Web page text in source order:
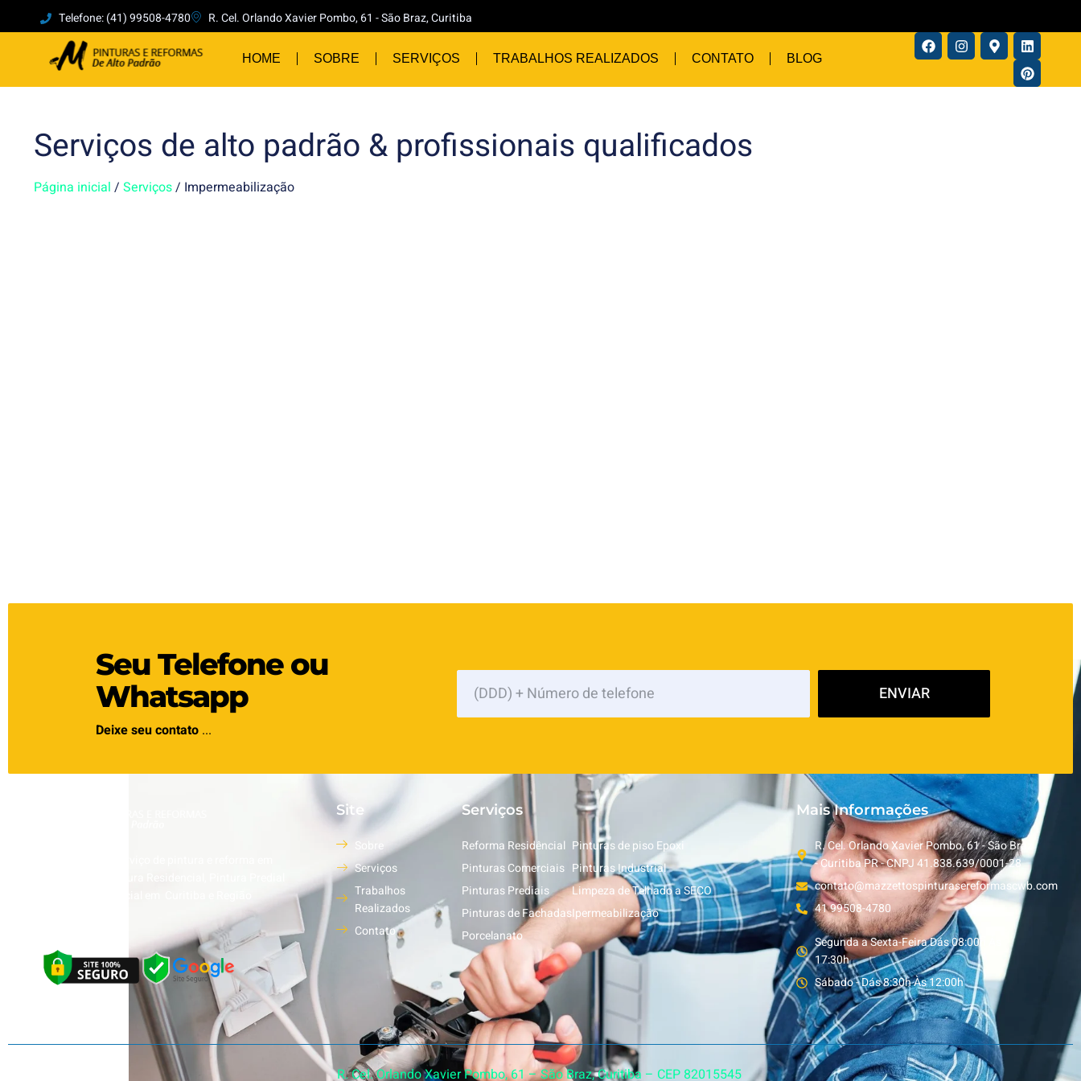
Telefone: (41) 99508-4780 R. Cel. Orlando Xavier Pombo, 61 - São Braz, Curitiba
HOME SOBRE SERVIÇOS TRABALHOS REALIZADOS CONTATO BLOG
Serviços de alto padrão & profissionais qualificados
Página inicial / Serviços/ Impermeabilização
Seu Telefone ou
Whatsapp
Deixe seu contato...
ENVIAR
Site
Sobre
Serviços
Trabalhos
Realizados
Contato
Serviços
Reforma Residêncial
Pinturas Comerciais
Pinturas Prediais
Pinturas de Fachadas
Porcelanato
Pinturas de piso Epoxi
Pinturas Industrial
Limpeza de Telhado a SECO
Ipermeabilização
Mais Informações
R. Cel. Orlando Xavier Pombo, 61 - São Braz
- Curitiba PR - CNPJ 41.838.639/0001-28
contato@mazzettospinturasereformascwb.com
41 99508-4780
Segunda a Sexta-Feira Dás 08:00h Ás
17:30h
Sábado - Dás 8:30h Às 12:00h
R. Cel. Orlando Xavier Pombo, 61 – São Braz, Curitiba – CEP 82015545